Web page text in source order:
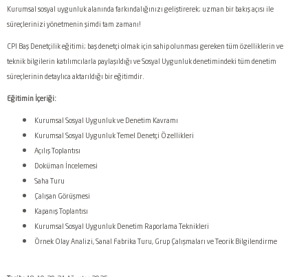
Kurumsal sosyal uygunluk alanında farkındalığınızı geliştirerek; uzman bir bakış açısı ile
süreçlerinizi yönetmenin şimdi tam zamanı!
CPI Baş Denetçilik eğitimi; baş denetçi olmak için sahip olunması gereken tüm özelliklerin ve
teknik bilgilerin katılımcılarla paylaşıldığı ve Sosyal Uygunluk denetimindeki tüm denetim
süreçlerinin detaylıca aktarıldığı bir eğitimdir.
Eğitimin İçeriği:
Kurumsal Sosyal Uygunluk ve Denetim Kavramı
Kurumsal Sosyal Uygunluk Temel Denetçi Özellikleri
Açılış Toplantısı
Doküman İncelemesi
Saha Turu
Çalışan Görüşmesi
Kapanış Toplantısı
Kurumsal Sosyal Uygunluk Denetim Raporlama Teknikleri
Örnek Olay Analizi, Sanal Fabrika Turu, Grup Çalışmaları ve Teorik Bilgilendirme